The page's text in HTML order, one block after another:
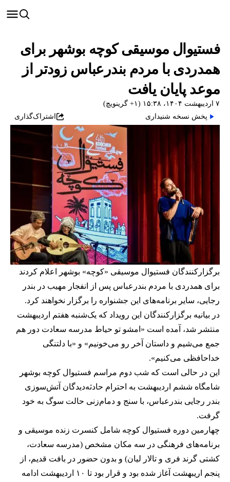
فستیوال موسیقی کوچه بوشهر برای
همدردی با مردم بندرعباس زودتر از
موعد پایان یافت
۷ اردیبهشت ۱۴۰۴، ۱۵:۳۸ (‎+۱ گرینویچ)
پخش نسخه شنیداری
اشتراک‌گذاری
برگزارکنندگان فستیوال موسیقی «کوچه» بوشهر اعلام کردند
برای همدردی با مردم بندرعباس پس از انفجار مهیب در بندر
رجایی، سایر برنامه‌های این جشنواره را برگزار نخواهند کرد.
در بیانیه برگزارکنندگان این رویداد که یک‌شنبه هفتم اردیبهشت
منتشر شد، آمده است «امشو تو حیاط مدرسه سعادت دور هم
جمع می‌شیم و داستان آخر رو می‌خونیم» و «با دلتنگی
خداحافظی می‌کنیم».
این در حالی است که شب دوم مراسم فستیوال کوچه بوشهر
شامگاه ششم اردیبهشت به احترام حادثه‌دیدگان آتش‌سوزی
بندر رجایی بندرعباس، با سنج و دمام‌زنی حالت سوگ به خود
گرفت.
چهارمین دوره فستیوال کوچه شامل کنسرت زنده موسیقی و
برنامه‌های فرهنگی در سه مکان مشخص (مدرسه سعادت،
کشتی گرند فری و تالار لیان) و بدون حضور در بافت قدیم، از
پنجم اریبهشت آغاز شده بود و قرار بود تا ۱۰ اردیبهشت ادامه